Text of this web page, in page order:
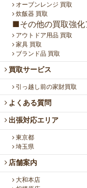
オーブンレンジ 買取
炊飯器 買取
■その他の買取強化
アウトドア用品 買取
家具 買取
ブランド品 買取
買取サービス
引っ越し前の家財買取
よくある質問
出張対応エリア
東京都
埼玉県
店舗案内
大和本店